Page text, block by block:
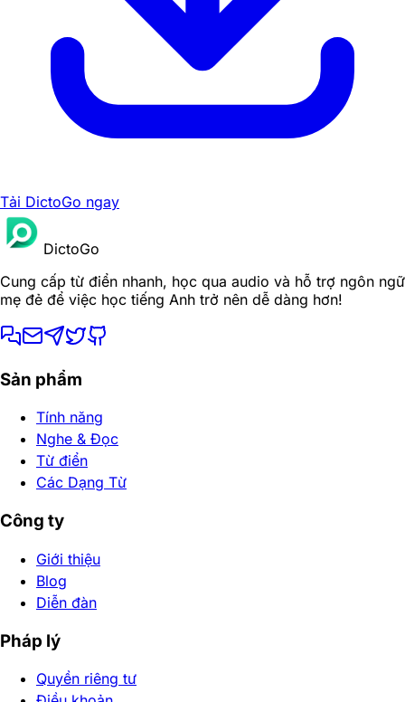
Tải DictoGo ngay
DictoGo
Cung cấp từ điển nhanh, học qua audio và hỗ trợ ngôn ngữ
mẹ đẻ để việc học tiếng Anh trở nên dễ dàng hơn!
Sản phẩm
Tính năng
Nghe & Đọc
Từ điển
Các Dạng Từ
Công ty
Giới thiệu
Blog
Diễn đàn
Pháp lý
Quyền riêng tư